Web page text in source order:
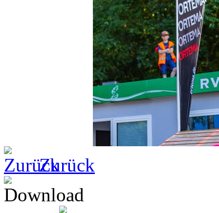
Zurück